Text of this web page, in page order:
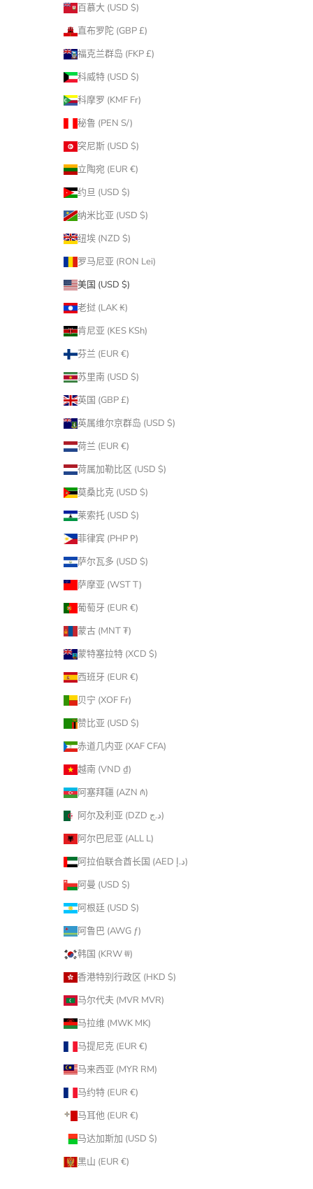
百慕大 (USD $)
直布罗陀 (GBP £)
福克兰群岛 (FKP £)
科威特 (USD $)
科摩罗 (KMF Fr)
秘鲁 (PEN S/)
突尼斯 (USD $)
立陶宛 (EUR €)
约旦 (USD $)
纳米比亚 (USD $)
纽埃 (NZD $)
罗马尼亚 (RON Lei)
美国 (USD $)
老挝 (LAK ₭)
肯尼亚 (KES KSh)
芬兰 (EUR €)
苏里南 (USD $)
英国 (GBP £)
英属维尔京群岛 (USD $)
荷兰 (EUR €)
荷属加勒比区 (USD $)
莫桑比克 (USD $)
莱索托 (USD $)
菲律宾 (PHP ₱)
萨尔瓦多 (USD $)
萨摩亚 (WST T)
葡萄牙 (EUR €)
蒙古 (MNT ₮)
蒙特塞拉特 (XCD $)
西班牙 (EUR €)
贝宁 (XOF Fr)
赞比亚 (USD $)
赤道几内亚 (XAF CFA)
越南 (VND ₫)
阿塞拜疆 (AZN ₼)
阿尔及利亚 (DZD د.ج)
阿尔巴尼亚 (ALL L)
阿拉伯联合酋长国 (AED د.إ)
阿曼 (USD $)
阿根廷 (USD $)
阿鲁巴 (AWG ƒ)
韩国 (KRW ₩)
香港特别行政区 (HKD $)
马尔代夫 (MVR MVR)
马拉维 (MWK MK)
马提尼克 (EUR €)
马来西亚 (MYR RM)
马约特 (EUR €)
马耳他 (EUR €)
马达加斯加 (USD $)
黑山 (EUR €)